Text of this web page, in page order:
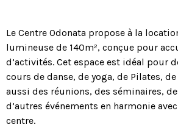
Le Centre Odonata propose à la
lumineuse de 140m², conçue pour
d’activités. Cet espace est idéal pour
cours de danse, de yoga, de Pilates,
aussi des réunions, des séminaires,
d’autres événements en harmonie
centre.